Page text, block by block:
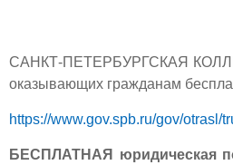
САНКТ-ПЕТЕРБУРГСКАЯ
оказывающих гражданам
https://www.gov.spb.ru/gov/otrasl/
БЕСПЛАТНАЯ юридическая